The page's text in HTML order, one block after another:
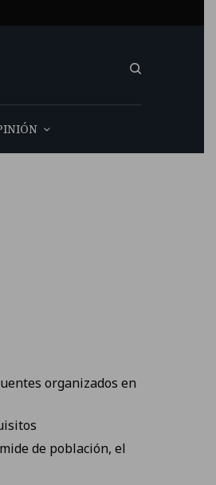
organizados en
de población, el